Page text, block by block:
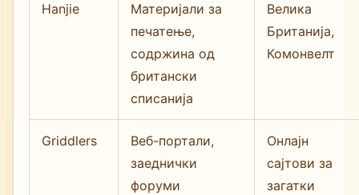
Hanjie
Материјали за
печатење,
содржина од
британски
списанија
Велика
Британија,
Комонвелт
Griddlers
Веб-портали,
заеднички
форуми
Онлајн
сајтови за
загатки